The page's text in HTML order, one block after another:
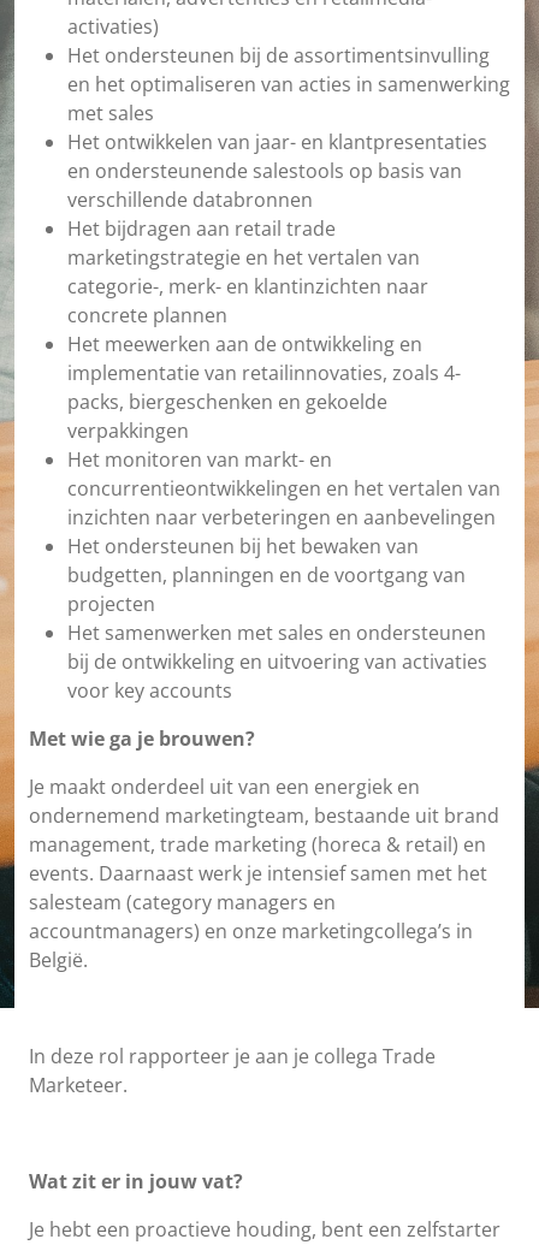
activaties)
Het ondersteunen bij de assortimentsinvulling
en het optimaliseren van acties in samenwerking
met sales
Het ontwikkelen van jaar- en klantpresentaties
en ondersteunende salestools op basis van
verschillende databronnen
Het bijdragen aan retail trade
marketingstrategie en het vertalen van
categorie-, merk- en klantinzichten naar
concrete plannen
Het meewerken aan de ontwikkeling en
implementatie van retailinnovaties, zoals 4-
packs, biergeschenken en gekoelde
verpakkingen
Het monitoren van markt- en
concurrentieontwikkelingen en het vertalen van
inzichten naar verbeteringen en aanbevelingen
Het ondersteunen bij het bewaken van
budgetten, planningen en de voortgang van
projecten
Het samenwerken met sales en ondersteunen
bij de ontwikkeling en uitvoering van activaties
voor key accounts
Met wie ga je brouwen?
Je maakt onderdeel uit van een energiek en
ondernemend marketingteam, bestaande uit brand
management, trade marketing (horeca & retail) en
events. Daarnaast werk je intensief samen met het
salesteam (category managers en
accountmanagers) en onze marketingcollega’s in
België.
In deze rol rapporteer je aan je collega Trade
Marketeer.
Wat zit er in jouw vat?
Je hebt een proactieve houding, bent een zelfstarter